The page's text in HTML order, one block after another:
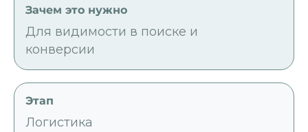
Для видимости в поиске и
конверсии
Логистика